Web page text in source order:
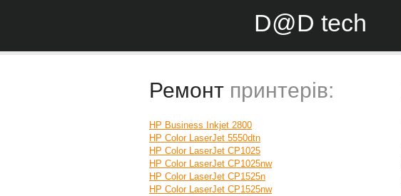
D@D tech
Ремонт принтерів:
HP Business Inkjet 2800
HP Color LaserJet 5550dtn
HP Color LaserJet CP1025
HP Color LaserJet CP1025nw
HP Color LaserJet CP1525n
HP Color LaserJet CP1525nw